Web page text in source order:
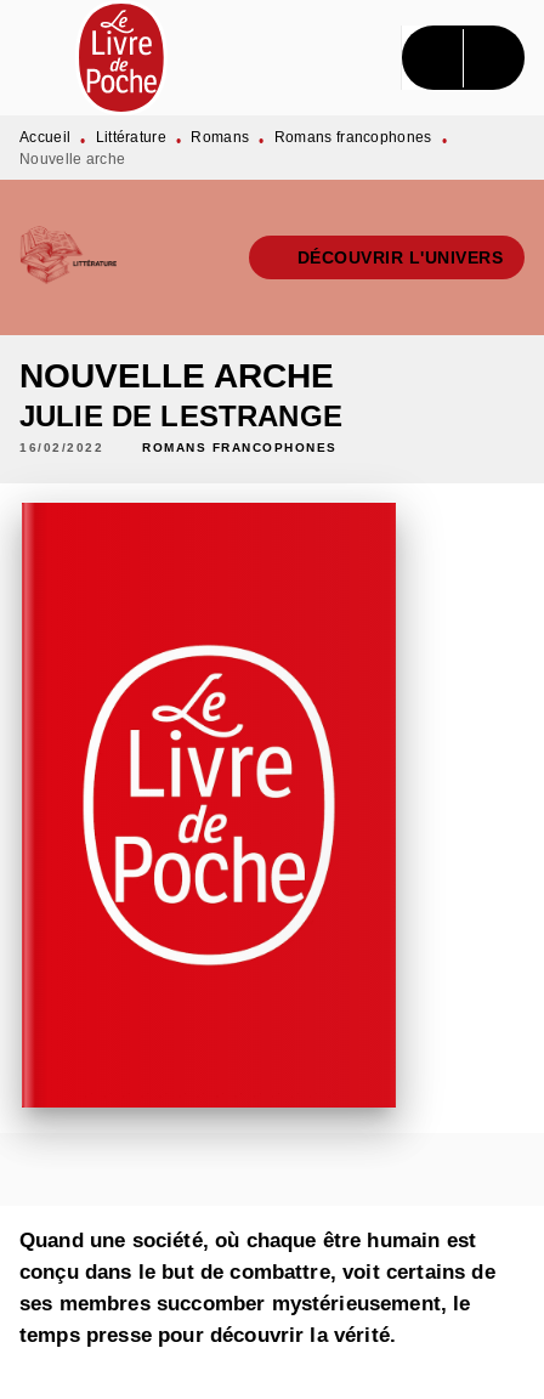
MENU RECHERCHE CONTENU
PIED DE PAGE
Accueil • Littérature • Romans • Romans francophones
•
Nouvelle arche
DÉCOUVRIR L'UNIVERS
NOUVELLE ARCHE
JULIE DE LESTRANGE
16/02/2022 ROMANS FRANCOPHONES
Quand une société, où chaque être humain est
conçu dans le but de combattre, voit certains de
ses membres succomber mystérieusement, le
temps presse pour découvrir la vérité.